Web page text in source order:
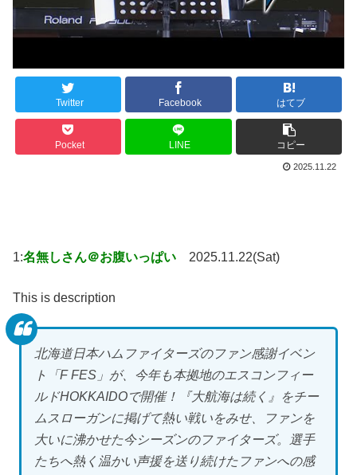
Twitter Facebook はてブ
Pocket LINE コピー
2025.11.22
1:名無しさん＠お腹いっぱい 2025.11.22(Sat)
This is description
北海道日本ハムファイターズのファン感謝イベン
ト「F FES」が、今年も本拠地のエスコンフィー
ルドHOKKAIDOで開催！『大航海は続く』をチー
ムスローガンに掲げて熱い戦いをみせ、ファンを
大いに沸かせた今シーズンのファイターズ。選手
たちへ熱く温かい声援を送り続けたファンへの感